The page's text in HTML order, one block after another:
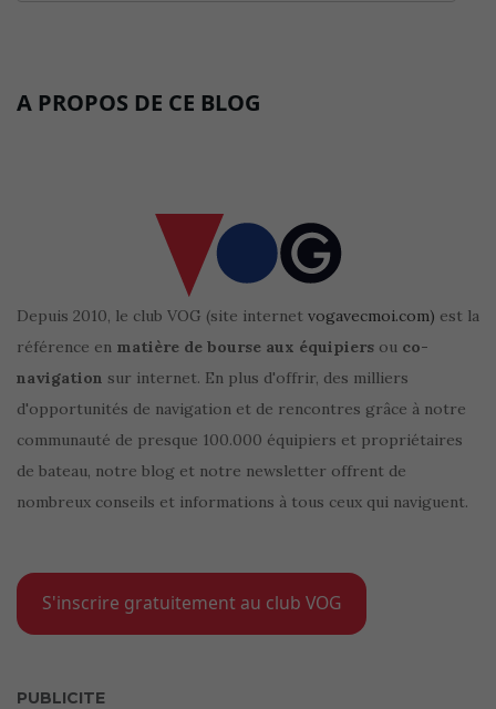
A PROPOS DE CE BLOG
Depuis 2010, le club VOG (site internet vogavecmoi.com) est la
référence en matière de bourse aux équipiers ou co-
navigation sur internet. En plus d'offrir, des milliers
d'opportunités de navigation et de rencontres grâce à notre
communauté de presque 100.000 équipiers et propriétaires
de bateau, notre blog et notre newsletter offrent de
nombreux conseils et informations à tous ceux qui naviguent.
S'inscrire gratuitement au club VOG
PUBLICITE